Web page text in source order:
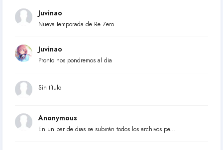
Juvinao
Nueva temporada de Re Zero
Juvinao
Pronto nos pondremos al dia
Sin título
Anonymous
En un par de dias se subirán todos los archivos pe...